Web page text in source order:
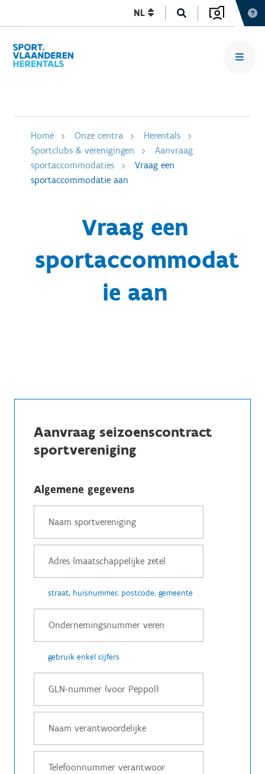
NL
Home Onze centra
Herentals
Sportclubs & verenigingen
Aanvraag
sportaccommodaties
Vraag een
sportaccommodatie aan
Vraag een
sportaccommodat
ie aan
Aanvraag seizoenscontract
sportvereniging
Algemene gegevens
straat, huisnummer, postcode, gemeente
gebruik enkel cijfers